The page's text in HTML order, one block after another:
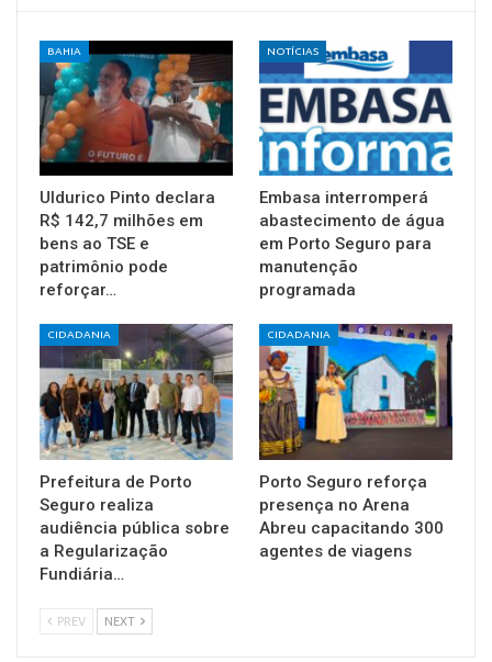
BAHIA
Uldurico Pinto declara
R$ 142,7 milhões em
bens ao TSE e
patrimônio pode
reforçar…
NOTÍCIAS
Embasa interromperá
abastecimento de água
em Porto Seguro para
manutenção
programada
CIDADANIA
Prefeitura de Porto
Seguro realiza
audiência pública sobre
a Regularização
Fundiária…
CIDADANIA
Porto Seguro reforça
presença no Arena
Abreu capacitando 300
agentes de viagens
PREV NEXT